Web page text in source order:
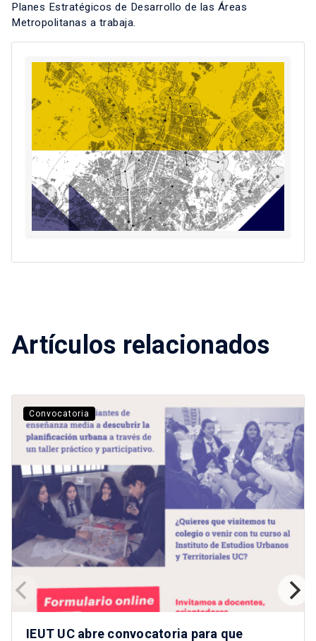
Planes Estratégicos de Desarrollo de las Áreas
Metropolitanas a trabaja.
Artículos relacionados
Convocatoria
IEUT UC abre convocatoria para que